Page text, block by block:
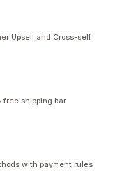
Upsell and Cross-sell
free shipping bar
with payment rules